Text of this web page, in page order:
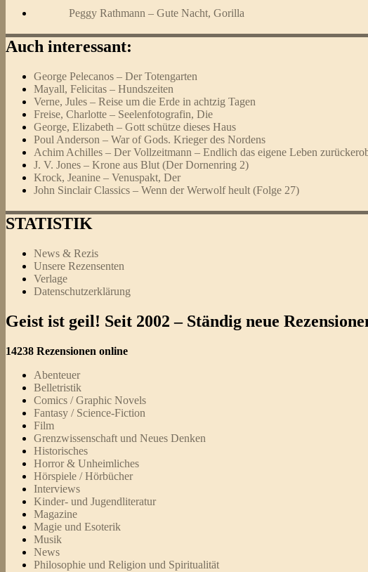
Peggy Rathmann – Gute Nacht, Gorilla
Auch interessant:
George Pelecanos – Der Totengarten
Mayall, Felicitas – Hundszeiten
Verne, Jules – Reise um die Erde in achtzig Tagen
Freise, Charlotte – Seelenfotografin, Die
George, Elizabeth – Gott schütze dieses Haus
Poul Anderson – War of Gods. Krieger des Nordens
Achim Achilles – Der Vollzeitmann – Endlich das eigene Leben
J. V. Jones – Krone aus Blut (Der Dornenring 2)
Krock, Jeanine – Venuspakt, Der
John Sinclair Classics – Wenn der Werwolf heult (Folge 27)
STATISTIK
News & Rezis
Unsere Rezensenten
Verlage
Datenschutzerklärung
Geist ist geil! Seit 2002 – Ständig neue
14238 Rezensionen online
Abenteuer
Belletristik
Comics / Graphic Novels
Fantasy / Science-Fiction
Film
Grenzwissenschaft und Neues Denken
Historisches
Horror & Unheimliches
Hörspiele / Hörbücher
Interviews
Kinder- und Jugendliteratur
Magazine
Magie und Esoterik
Musik
News
Philosophie und Religion und Spiritualität